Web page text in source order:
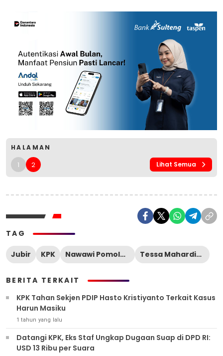
HALAMAN
1 2 Lihat Semua
TAG
Jubir KPK Nawawi Pomolango Tessa Mahardika Sugiarto
BERITA TERKAIT
KPK Tahan Sekjen PDIP Hasto Kristiyanto Terkait Kasus
Harun Masiku
1 tahun yang lalu
Datangi KPK, Eks Staf Ungkap Dugaan Suap di DPD RI:
USD 13 Ribu per Suara